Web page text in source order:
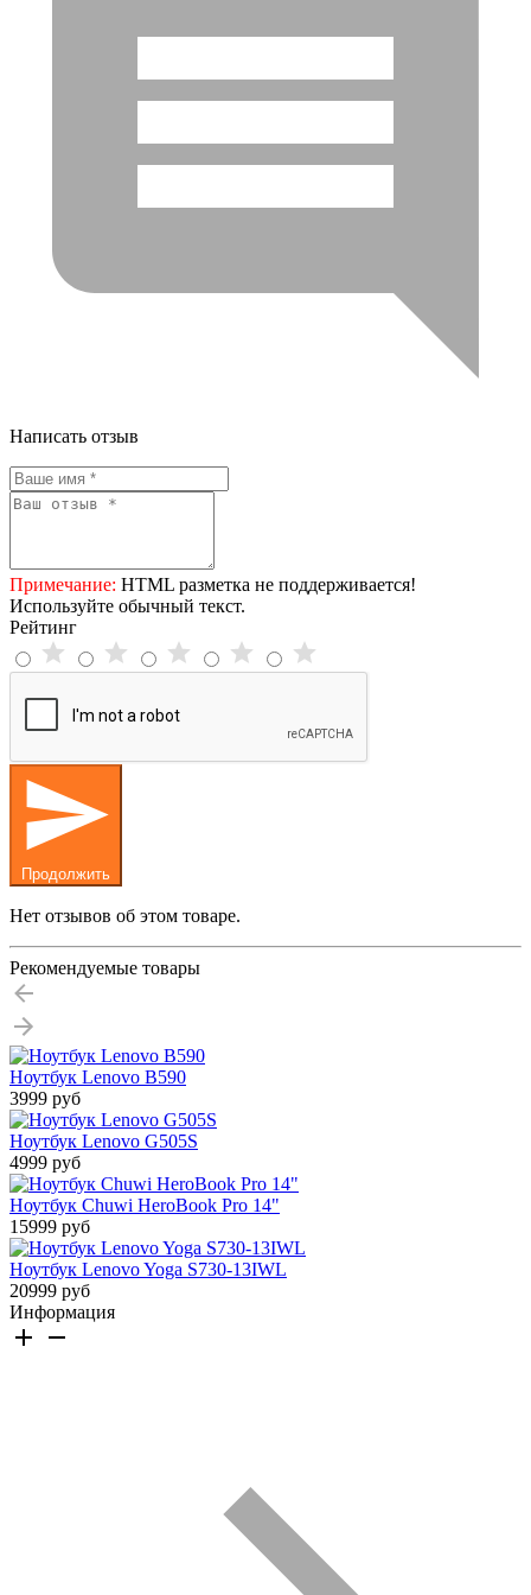
Написать отзыв
Примечание: HTML разметка не поддерживается!
Используйте обычный текст.
Рейтинг
Продолжить
Нет отзывов об этом товаре.
Рекомендуемые товары
Ноутбук Lenovo В590
3999 руб
Ноутбук Lenovo G505S
4999 руб
Ноутбук Chuwi HeroBook Pro 14"
15999 руб
Ноутбук Lenovo Yoga S730-13IWL
20999 руб
Информация